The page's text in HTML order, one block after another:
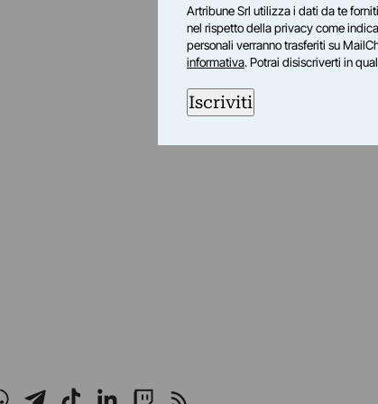
X
su YouTube
su WhatsApp
Seguici su Telegram
Seguici su TikTok
Seguici su LinkedIn
Seguici su Twitch
Seguici su Rss
Artribune Srl utilizza i dati da te
nel rispetto della privacy come
personali verranno trasferiti su
informativa. Potrai disiscriverti in
Iscriviti